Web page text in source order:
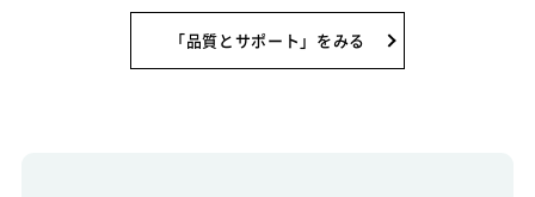
「品質とサポート」をみる